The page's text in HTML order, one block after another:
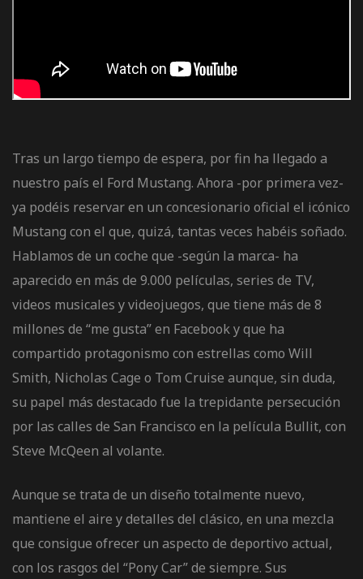
Tras un largo tiempo de espera, por fin ha llegado a
nuestro país el Ford Mustang. Ahora -por primera vez-
ya podéis reservar en un concesionario oficial el icónico
Mustang con el que, quizá, tantas veces habéis soñado.
Hablamos de un coche que -según la marca- ha
aparecido en más de 9.000 películas, series de TV,
videos musicales y videojuegos, que tiene más de 8
millones de “me gusta” en Facebook y que ha
compartido protagonismo con estrellas como Will
Smith, Nicholas Cage o Tom Cruise aunque, sin duda,
su papel más destacado fue la trepidante persecución
por las calles de San Francisco en la película Bullit, con
Steve McQeen al volante.
Aunque se trata de un diseño totalmente nuevo,
mantiene el aire y detalles del clásico, en una mezcla
que consigue ofrecer un aspecto de deportivo actual,
con los rasgos del “Pony Car” de siempre. Sus
Ruta